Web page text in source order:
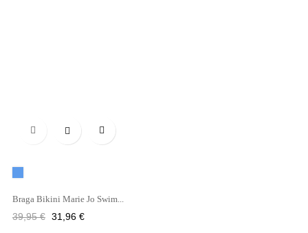

Braga Bikini Marie Jo Swim...
Precio
39,95 € Precio
31,96 €